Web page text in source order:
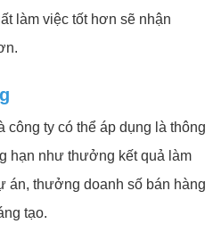
làm việc tốt hơn sẽ nhận
công ty có thể áp dụng là thông
hạn như thưởng kết quả làm
án, thưởng doanh số bán hàng
tạo.